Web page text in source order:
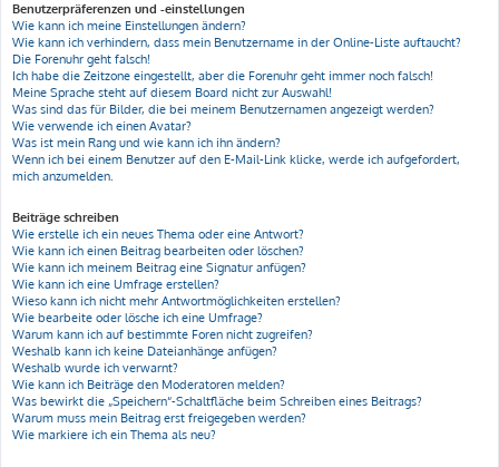
Benutzerpräferenzen und -einstellungen
Wie kann ich meine Einstellungen ändern?
Wie kann ich verhindern, dass mein Benutzername in der Online-Liste auftaucht?
Die Forenuhr geht falsch!
Ich habe die Zeitzone eingestellt, aber die Forenuhr geht immer noch falsch!
Meine Sprache steht auf diesem Board nicht zur Auswahl!
Was sind das für Bilder, die bei meinem Benutzernamen angezeigt werden?
Wie verwende ich einen Avatar?
Was ist mein Rang und wie kann ich ihn ändern?
Wenn ich bei einem Benutzer auf den E-Mail-Link klicke, werde ich aufgefordert,
mich anzumelden.
Beiträge schreiben
Wie erstelle ich ein neues Thema oder eine Antwort?
Wie kann ich einen Beitrag bearbeiten oder löschen?
Wie kann ich meinem Beitrag eine Signatur anfügen?
Wie kann ich eine Umfrage erstellen?
Wieso kann ich nicht mehr Antwortmöglichkeiten erstellen?
Wie bearbeite oder lösche ich eine Umfrage?
Warum kann ich auf bestimmte Foren nicht zugreifen?
Weshalb kann ich keine Dateianhänge anfügen?
Weshalb wurde ich verwarnt?
Wie kann ich Beiträge den Moderatoren melden?
Was bewirkt die „Speichern“-Schaltfläche beim Schreiben eines Beitrags?
Warum muss mein Beitrag erst freigegeben werden?
Wie markiere ich ein Thema als neu?